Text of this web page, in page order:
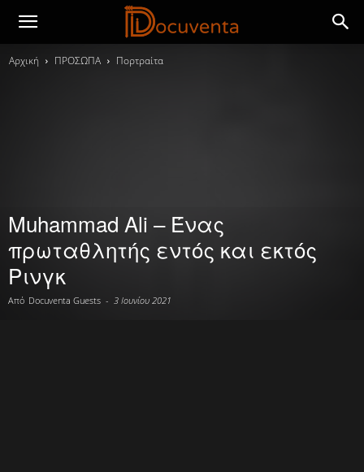
Αρχική ΠΡΟΣΩΠΑ Πορτραίτα
Muhammad Ali – Ένας
πρωταθλητής εντός και εκτός
Ρινγκ
Από Docuventa Guests - 3 Ιουνίου 2021